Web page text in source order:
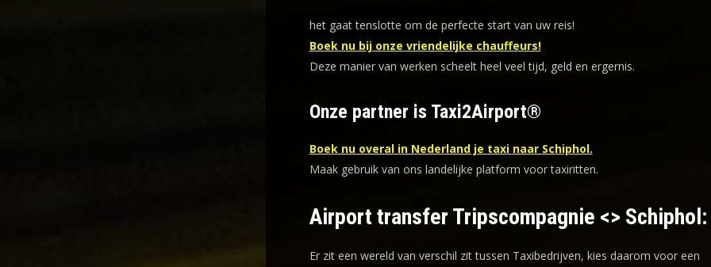
het gaat tenslotte om de perfecte start van uw reis!
Boek nu bij onze vriendelijke chauffeurs!
Deze manier van werken scheelt heel veel tijd, geld en ergernis.
Onze partner is Taxi2Airport®
Boek nu overal in Nederland je taxi naar Schiphol.
Maak gebruik van ons landelijke platform voor taxiritten.
Airport transfer Tripscompagnie <> Schiphol:
Er zit een wereld van verschil zit tussen Taxibedrijven, kies daarom voor een